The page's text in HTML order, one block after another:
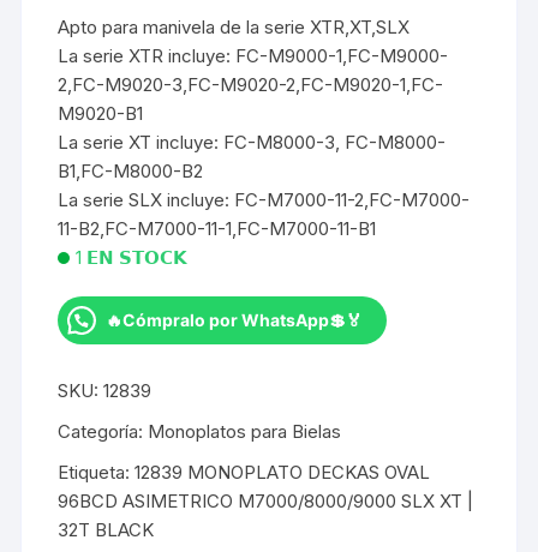
Apto para manivela de la serie XTR,XT,SLX
La serie XTR incluye: FC-M9000-1,FC-M9000-
2,FC-M9020-3,FC-M9020-2,FC-M9020-1,FC-
M9020-B1
La serie XT incluye: FC-M8000-3, FC-M8000-
B1,FC-M8000-B2
La serie SLX incluye: FC-M7000-11-2,FC-M7000-
11-B2,FC-M7000-11-1,FC-M7000-11-B1
1 𝗘𝗡 𝗦𝗧𝗢𝗖𝗞
MONOPLATO
OVAL
96BCD
M7000/8000/9000
SLX
XT
🔥Cómpralo por WhatsApp💲🏅
SKU:12839
Categoría: Monoplatos para Bielas
Etiqueta:12839 MONOPLATO DECKAS OVAL
96BCD ASIMETRICO M7000/8000/9000 SLX XT |
32T BLACK